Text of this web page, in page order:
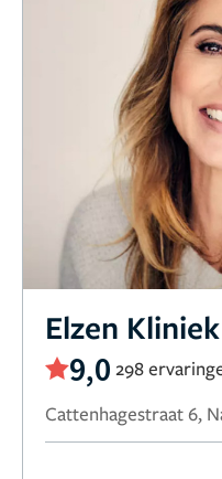
Elzen Kliniek
9,0 298
Cattenhagestraat 6,